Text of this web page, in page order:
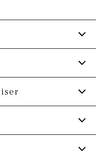
mange funktioner.
ekstra
helt gratis.
*